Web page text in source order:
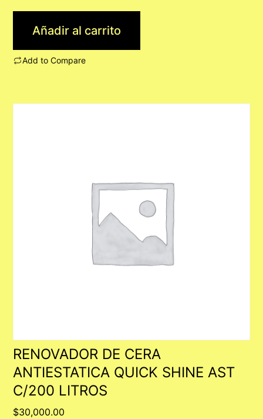
Añadir al carrito
Add to Compare
RENOVADOR DE CERA
ANTIESTATICA QUICK SHINE AST
C/200 LITROS
$30,000.00